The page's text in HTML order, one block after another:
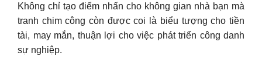
Không chỉ tạo điểm nhấn cho không gian nhà bạn mà
tranh chim công còn được coi là biểu tượng cho tiền
tài, may mắn, thuận lợi cho việc phát triển công danh
sự nghiệp.